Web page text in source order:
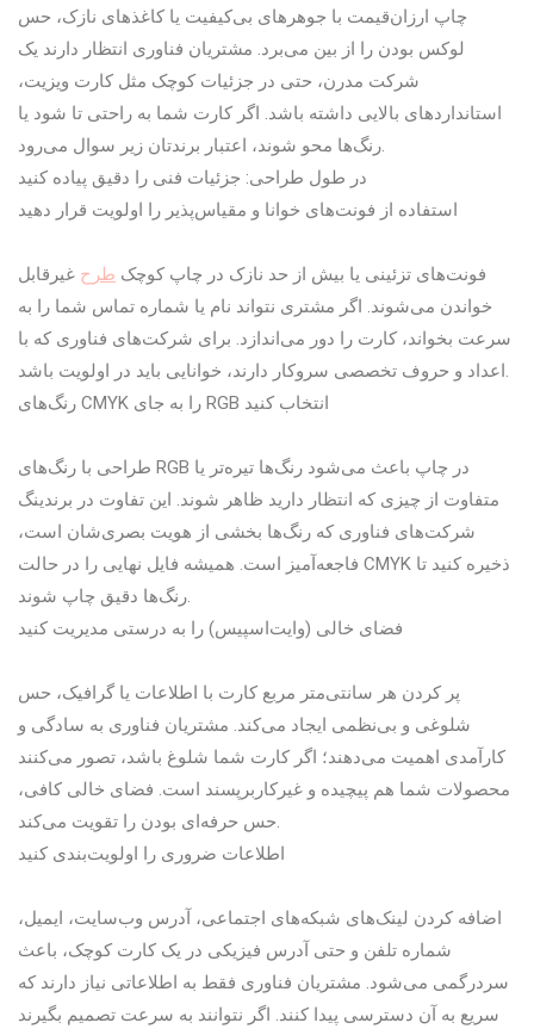
چاپ ارزان‌قیمت با جوهرهای بی‌کیفیت یا کاغذهای نازک، حس
لوکس بودن را از بین می‌برد. مشتریان فناوری انتظار دارند یک
شرکت مدرن، حتی در جزئیات کوچک مثل کارت ویزیت،
استانداردهای بالایی داشته باشد. اگر کارت شما به راحتی تا شود یا
رنگ‌ها محو شوند، اعتبار برندتان زیر سوال می‌رود.
در طول طراحی: جزئیات فنی را دقیق پیاده کنید
استفاده از فونت‌های خوانا و مقیاس‌پذیر را اولویت قرار دهید
فونت‌های تزئینی یا بیش از حد نازک در چاپ کوچک طرح غیرقابل
خواندن می‌شوند. اگر مشتری نتواند نام یا شماره تماس شما را به
سرعت بخواند، کارت را دور می‌اندازد. برای شرکت‌های فناوری که با
اعداد و حروف تخصصی سروکار دارند، خوانایی باید در اولویت باشد.
رنگ‌های CMYK را به جای RGB انتخاب کنید
طراحی با رنگ‌های RGB در چاپ باعث می‌شود رنگ‌ها تیره‌تر یا
متفاوت از چیزی که انتظار دارید ظاهر شوند. این تفاوت در برندینگ
شرکت‌های فناوری که رنگ‌ها بخشی از هویت بصری‌شان است،
فاجعه‌آمیز است. همیشه فایل نهایی را در حالت CMYK ذخیره کنید تا
رنگ‌ها دقیق چاپ شوند.
فضای خالی (وایت‌اسپیس) را به درستی مدیریت کنید
پر کردن هر سانتی‌متر مربع کارت با اطلاعات یا گرافیک، حس
شلوغی و بی‌نظمی ایجاد می‌کند. مشتریان فناوری به سادگی و
کارآمدی اهمیت می‌دهند؛ اگر کارت شما شلوغ باشد، تصور می‌کنند
محصولات شما هم پیچیده و غیرکاربرپسند است. فضای خالی کافی،
حس حرفه‌ای بودن را تقویت می‌کند.
اطلاعات ضروری را اولویت‌بندی کنید
اضافه کردن لینک‌های شبکه‌های اجتماعی، آدرس وب‌سایت، ایمیل،
شماره تلفن و حتی آدرس فیزیکی در یک کارت کوچک، باعث
سردرگمی می‌شود. مشتریان فناوری فقط به اطلاعاتی نیاز دارند که
سریع به آن دسترسی پیدا کنند. اگر نتوانند به سرعت تصمیم بگیرند